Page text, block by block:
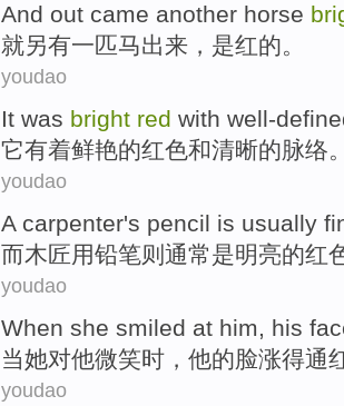
And out came another horse
就另有一匹马出来 ，是红的。
youdao
It was bright red with well-
它有着鲜艳的红色和清晰的脉络
youdao
A carpenter's pencil is usually
而木匠用铅笔则 通常是明亮的红
youdao
When she smiled at him, his
当她对他微笑时 ， 他的脸涨得通
youdao